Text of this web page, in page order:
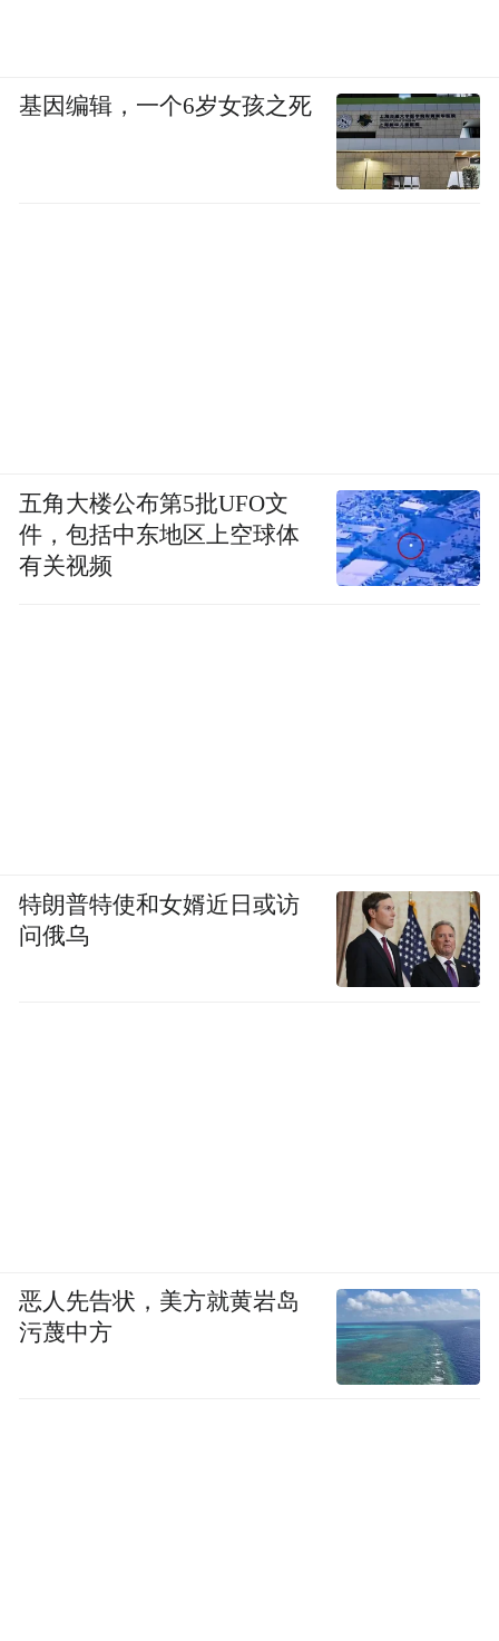
基因编辑，一个6岁女孩之死
五角大楼公布第5批UFO文
件，包括中东地区上空球体
有关视频
特朗普特使和女婿近日或访
问俄乌
恶人先告状，美方就黄岩岛
污蔑中方